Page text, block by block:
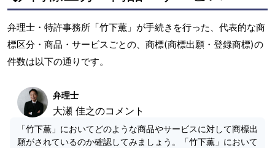
弁理士・特許事務所「竹下薫」が手続きを行った、代表的な商
標区分・商品・サービスごとの、商標(商標出願・登録商標)の
件数は以下の通りです。
弁理士
大瀬 佳之のコメント
「竹下薫」においてどのような商品やサービスに対して商標出
願がされているのか確認してみましょう。「竹下薫」において